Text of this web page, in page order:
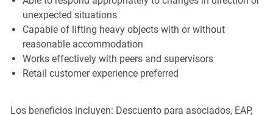
unexpected situations
Capable of lifting heavy objects with or without
reasonable accommodation
Works effectively with peers and supervisors
Retail customer experience preferred
Los beneficios incluyen: Descuento para asociados, EAP,